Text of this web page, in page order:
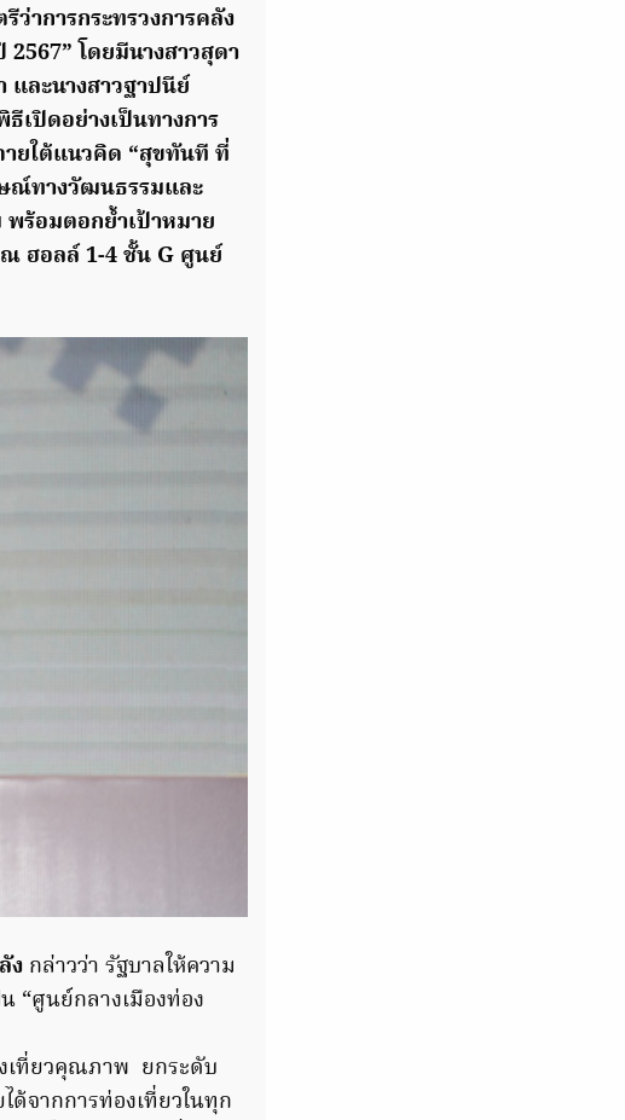
าการกระทรวงการคลัง
2567” โดยมีนางสาวสุดา
และนางสาวฐาปนีย์
เปิดอย่างเป็นทางการ
ยใต้แนวคิด “สุขทันที ที่
ณ์ทางวัฒนธรรมและ
พร้อมตอกย้ำเป้าหมาย
ฮอลล์ 1-4 ชั้น G ศูนย์
ง กล่าวว่า รัฐบาลให้ความ
“ศูนย์กลางเมืองท่อง
เที่ยวคุณภาพ ยกระดับ
ด้จากการท่องเที่ยวในทุก